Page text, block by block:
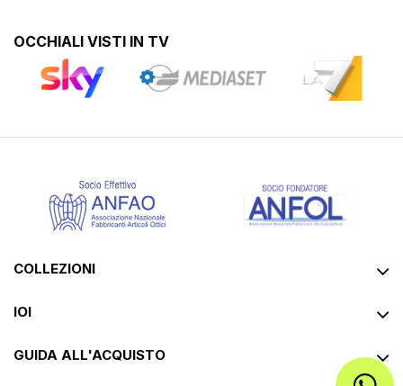
OCCHIALI VISTI IN TV
COLLEZIONI
IOI
GUIDA ALL'ACQUISTO